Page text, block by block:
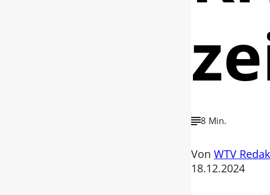
8 Min.
VonWTV
18.12.2024